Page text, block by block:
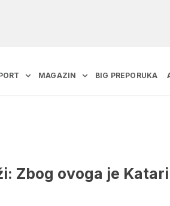
MAGAZIN BIG PREPORUKA
Zbog ovoga je